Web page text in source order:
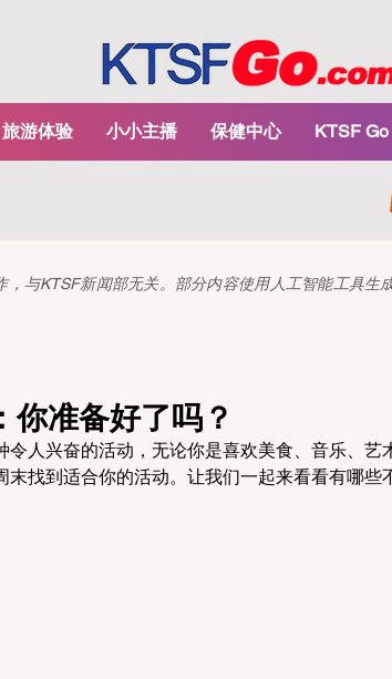
旅游体验 小小主播 保健中心 KTSF
与KTSF新闻部无关。部分内容使用人工智能工具
准备好了吗？
令人兴奋的活动，无论你是喜欢美食、音乐、艺
找到适合你的活动。让我们一起来看看有哪些